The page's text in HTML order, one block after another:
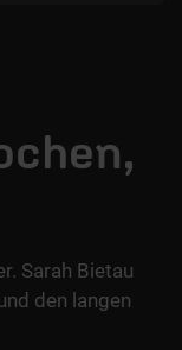
Sarah Bietau
den langen